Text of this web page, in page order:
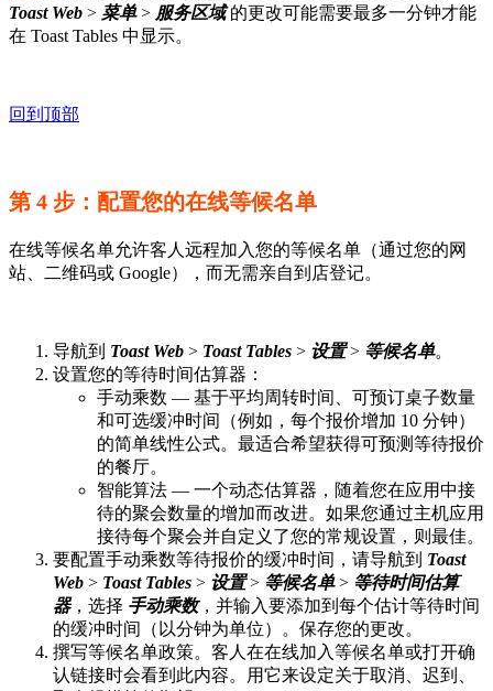
Toast Web > 菜单> 服务区域的更改可能需要最多一分钟才能
在 Toast Tables 中显示。
回到顶部
第 4 步：配置您的在线等候名单
在线等候名单允许客人远程加入您的等候名单（通过您的网
站、二维码或 Google），而无需亲自到店登记。
导航到 Toast Web > Toast Tables > 设置> 等候名单。
设置您的等待时间估算器：
手动乘数 — 基于平均周转时间、可预订桌子数量
和可选缓冲时间（例如，每个报价增加 10 分钟）
的简单线性公式。最适合希望获得可预测等待报价
的餐厅。
智能算法 — 一个动态估算器，随着您在应用中接
待的聚会数量的增加而改进。如果您通过主机应用
接待每个聚会并自定义了您的常规设置，则最佳。
要配置手动乘数等待报价的缓冲时间，请导航到 Toast
Web > Toast Tables > 设置> 等候名单> 等待时间估算
器，选择 手动乘数，并输入要添加到每个估计等待时间
的缓冲时间（以分钟为单位）。保存您的更改。
撰写等候名单政策。客人在在线加入等候名单或打开确
认链接时会看到此内容。用它来设定关于取消、迟到、